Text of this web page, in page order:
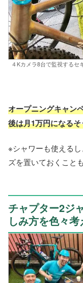
４Kカメラ8台で監視するセ
オープニングキャン
後は月1万円になる
※シャワーも使える
ズを置いておくこと
チャプター2ジ
しみ方を色々